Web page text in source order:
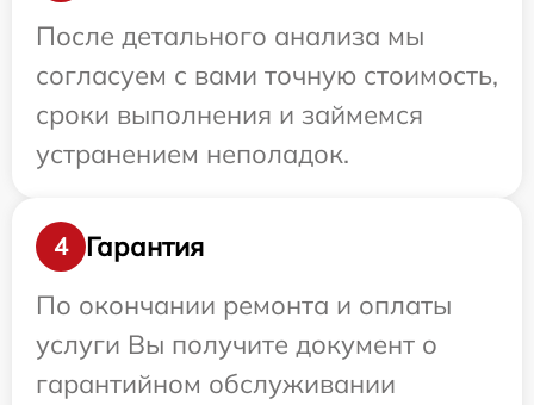
После детального анализа мы
согласуем с вами точную стоимость,
сроки выполнения и займемся
устранением неполадок.
4
Гарантия
По окончании ремонта и оплаты
услуги Вы получите документ о
гарантийном обслуживании